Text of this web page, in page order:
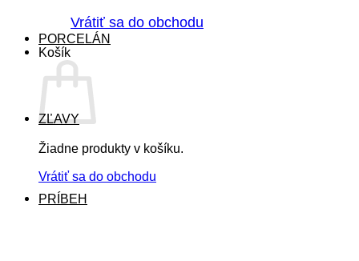
Vrátiť sa do obchodu
Košík
Žiadne produkty v košíku.
Vrátiť sa do obchodu
PORCELÁN
ZĽAVY
PRÍBEH